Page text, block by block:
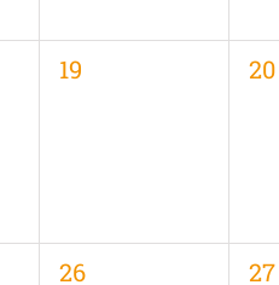
0
19
0
20
0
26
0
27